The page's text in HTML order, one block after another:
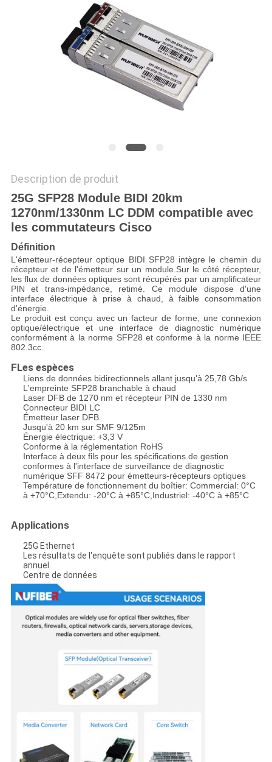
POLITIQUE
CONFIDENTIALITÉ
Description de produit
25G SFP28 Module BIDI 20km
1270nm/1330nm LC DDM compatible avec
les commutateurs Cisco
Définition
L'émetteur-récepteur optique BIDI SFP28 intègre le chemin du
récepteur et de l'émetteur sur un module.Sur le côté récepteur,
les flux de données optiques sont récupérés par un amplificateur
PIN et trans-impédance, retimé. Ce module dispose d'une
interface électrique à prise à chaud, à faible consommation
d'énergie.
Le produit est conçu avec un facteur de forme, une connexion
optique/électrique et une interface de diagnostic numérique
conformément à la norme SFP28 et conforme à la norme IEEE
802.3cc.
FLes espèces
Liens de données bidirectionnels allant jusqu'à 25,78 Gb/s
L'empreinte SFP28 branchable à chaud
Laser DFB de 1270 nm et récepteur PIN de 1330 nm
Connecteur BIDI LC
Émetteur laser DFB
Jusqu'à 20 km sur SMF 9/125m
Énergie électrique: +3,3 V
Conforme à la réglementation RoHS
Interface à deux fils pour les spécifications de gestion
conformes à l'interface de surveillance de diagnostic
numérique SFF 8472 pour émetteurs-récepteurs optiques
Température de fonctionnement du boîtier: Commercial: 0°C
à +70°C,Extendu: -20°C à +85°C,Industriel: -40°C à +85°C
Applications
25G Ethernet
Les résultats de l'enquête sont publiés dans le rapport
annuel.
Centre de données